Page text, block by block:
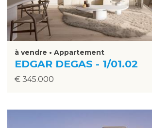
à vendre • Appartement
EDGAR DEGAS - 1/01.02
€ 345.000